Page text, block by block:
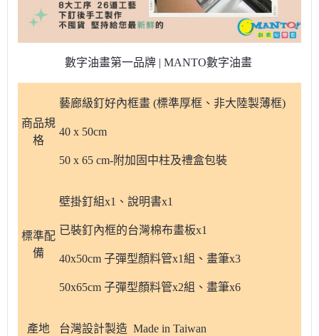
數字油畫第一品牌 | MANTO數字油畫
商品規
格
藝廊級釘好內框畫 (標準厚框、非大陸製薄框)
40 x 50cm
50 x 65 cm-附加固中柱及禮盒包裝
標準配
備
壁掛釘組x1、說明書x1
已裝釘內框的台灣棉布畫板x1
40x50cm 子彈型顏料管x1組、畫筆x3
50x65cm 子彈型顏料管x2組、畫筆x6
產地 台灣設計製造 Made in Taiwan